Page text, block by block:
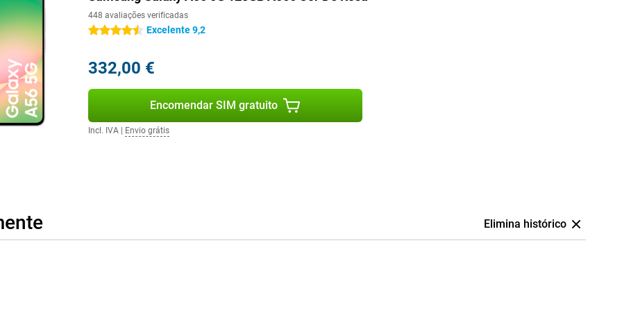
telemóvel agradável de utilizar.
o seu dispositivo de forma
pó de acordo com a
diária.
como o Samsung Galaxy
perfeitamente em
esforço e, por isso, são muito
versátil que combina
448 avaliações verificadas
4.5 estrelasExcelente 9,2
332,00 €
Encomendar SIM gratuito
Incl. IVA| Envio grátis
Elimina histórico